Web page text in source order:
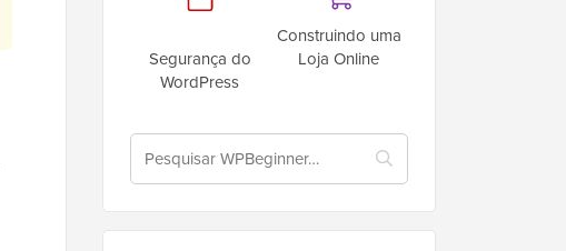
Segurança do
WordPress
Construindo uma
Loja Online